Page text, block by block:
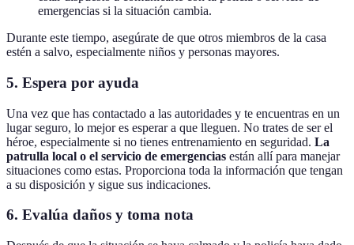
emergencias si la situación cambia.
Durante este tiempo, asegúrate de que otros miembros de la casa
estén a salvo, especialmente niños y personas mayores.
5. Espera por ayuda
Una vez que has contactado a las autoridades y te encuentras en un
lugar seguro, lo mejor es esperar a que lleguen. No trates de ser el
héroe, especialmente si no tienes entrenamiento en seguridad. La
patrulla local o el servicio de emergencias están allí para manejar
situaciones como estas. Proporciona toda la información que tengan
a su disposición y sigue sus indicaciones.
6. Evalúa daños y toma nota